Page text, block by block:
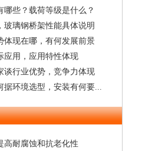
哪些？载荷等级是什么？
玻璃钢桥架性能具体说明
体现在哪，有何发展前景
应用，应用特性体现
谈行业优势，竞争力体现
据环境选型，安装有何要...
高耐腐蚀和抗老化性